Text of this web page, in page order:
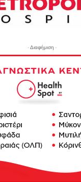
- Διαφήμιση -